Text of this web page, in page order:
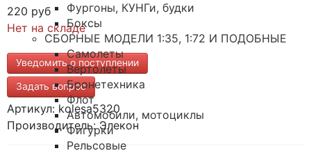
Фургоны, КУНГи, будки
Боксы
СБОРНЫЕ МОДЕЛИ 1:35, 1:72 И ПОДОБНЫЕ
Самолеты
Вертолеты
Бронетехника
Флот
Автомобили, мотоциклы
Фигурки
Рельсовые
220 руб
Нет на складе
Уведомить о поступлении
Задать вопрос
Артикул: kolesa5320
Производитель: Элекон